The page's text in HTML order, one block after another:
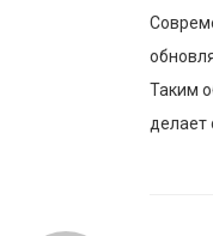
Таким
делает